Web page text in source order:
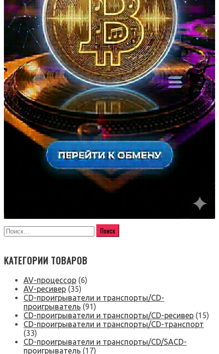
КАТЕГОРИИ ТОВАРОВ
AV-процессор (6)
AV-ресивер (35)
CD-проигрыватели и транспорты/CD-
проигрыватель (91)
CD-проигрыватели и транспорты/CD-ресивер (15)
CD-проигрыватели и транспорты/CD-транспорт
(33)
CD-проигрыватели и транспорты/CD/SACD-
проигрыватель (17)